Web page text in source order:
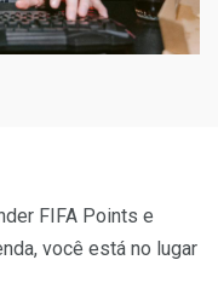
FIFA Points e
você está no lugar